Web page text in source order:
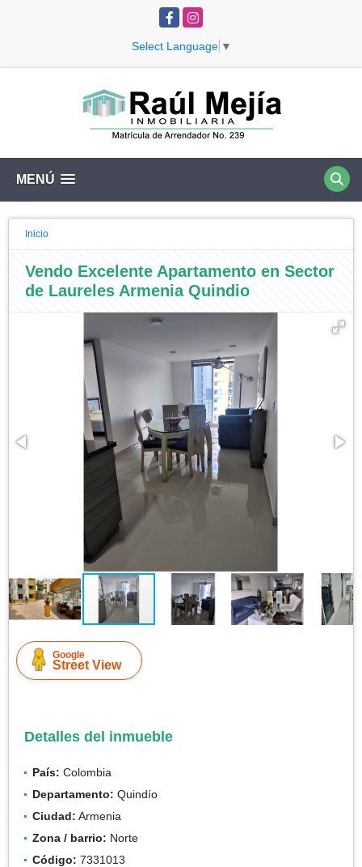
FacebookInstagram
Select Language ▼
MENÚ
Inicio
Vendo Excelente Apartamento en Sector
de Laureles Armenia Quindio
Google
Street View
Detalles del inmueble
País: Colombia
Departamento: Quindío
Ciudad: Armenia
Zona / barrio: Norte
Código: 7331013